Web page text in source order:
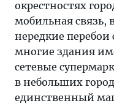
окрестностях
мобильная связь,
нередкие перебои
многие здания
сетевые
в небольших
единственный